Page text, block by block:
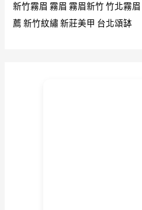
新竹霧眉 霧眉 霧眉新竹 竹北霧眉
薦 新竹紋繡 新莊美甲 台北頌缽